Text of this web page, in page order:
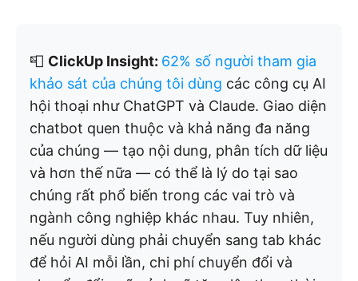
📮 ClickUp Insight: 62% số người tham gia
khảo sát của chúng tôi dùng các công cụ AI
hội thoại như ChatGPT và Claude. Giao diện
chatbot quen thuộc và khả năng đa năng
của chúng — tạo nội dung, phân tích dữ liệu
và hơn thế nữa — có thể là lý do tại sao
chúng rất phổ biến trong các vai trò và
ngành công nghiệp khác nhau. Tuy nhiên,
nếu người dùng phải chuyển sang tab khác
để hỏi AI mỗi lần, chi phí chuyển đổi và